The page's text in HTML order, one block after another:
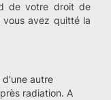
de votre droit de
vous avez quitté la
d'une autre
radiation. A